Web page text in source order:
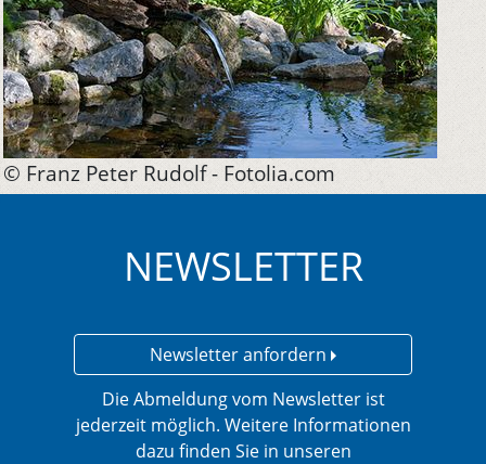
© Franz Peter Rudolf - Fotolia.com
NEWSLETTER
Newsletter anfordern
Die Abmeldung vom Newsletter ist
jederzeit möglich. Weitere Informationen
dazu finden Sie in unseren